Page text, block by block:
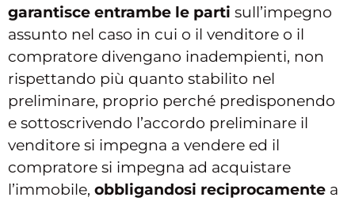
garantisce entrambe le parti sull’impegno
assunto nel caso in cui o il venditore o il
compratore divengano inadempienti, non
rispettando più quanto stabilito nel
preliminare, proprio perché predisponendo
e sottoscrivendo l’accordo preliminare il
venditore si impegna a vendere ed il
compratore si impegna ad acquistare
l’immobile, obbligandosi reciprocamente a